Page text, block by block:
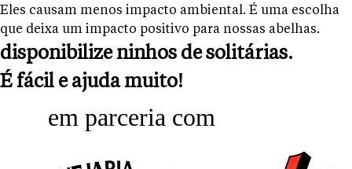
Eles causam menos impacto ambiental. É uma escolha
que deixa um impacto positivo para nossas abelhas.
disponibilize ninhos de solitárias.
É fácil e ajuda muito!